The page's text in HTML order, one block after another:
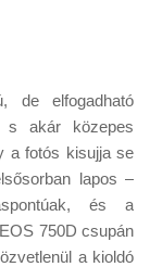
de elfogadható
s akár közepes
a fotós kisujja se
lapos –
és a
750D csupán
a kioldó